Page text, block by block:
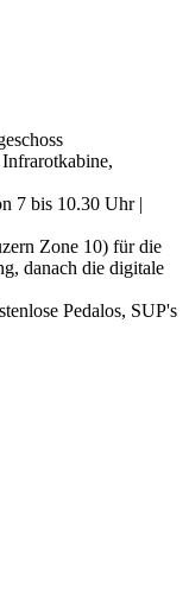
7 bis 10.30 Uhr |
Zone 10) für die
danach die digitale
Pedalos, SUP's